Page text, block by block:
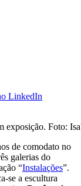
LinkedIn
exposição. Foto:
de comodato no
galerias do
“Instalações”.
se a escultura